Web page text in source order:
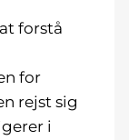
forstå
for
rejst sig
i